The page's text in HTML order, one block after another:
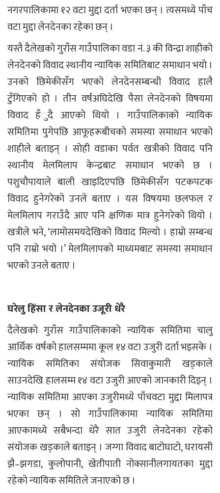
नगरपालिकामा १२ वटा मुद्दा दर्ता भएका छन् । त्यसमध्ये पाँच
वटा मुद्दा लेनदेनका रहेका छन् ।
यस्तै दैलेखको गुराँस गाउँपालिका वडा नं. ३ की विन्द्रा शाहीको
लेनदेनको विवाद स्थानीय न्यायिक समितिबाट समाधान भयो ।
उनको छिमेकीसँग भएको लेनदेनसम्बन्धी विवाद हालै
टुँगिएको हो । तीन वर्षअघिदेखि पैसा लेनदेनको विषयमा
विवाद हँुदै आएको थियो । गाउँपालिकाको न्यायिक
समितिमा पुगेपछि आफूहरूबीचको समस्या समाधान भएको
शाहीले बताइन् । सोही वडाका पर्वत खत्रीको विवाद पनि
स्थानीय मेलमिलाप केन्द्रबाट समाधान भएको छ ।
पशुचौपायाले बाली खाइदिएपछि छिमेकीसँग पटकपटक
विवाद हुनेगरेको उनले बताए । यस विषयमा छलफल र
मेलमिलाप गराउँदै आए पनि क्षणिक मात्र हुनेगरेको थियो ।
खत्रीले भने, ‘लामोसमयदेखिको विवाद मिल्यो । हाम्रो सम्बन्ध
पनि राम्रो भयो ।’ मेलमिलापको माध्यमबाट समस्या समाधान
भएको उनले बताए ।
घरेलु हिंसा र लेनदेनका उजूरी धेरै
दैलेखको गुराँस गाउँपालिकाको न्यायिक समितिमा चालु
आर्थिक वर्षको हालसम्ममा कूल १४ वटा उजुरी दर्ता भइसके ।
न्यायिक समितिका संयोजक सिवाकुमारी खड्काले
साउनदेखि हालसम्म १४ वटा उजुरी आएको जानकारी दिइन् ।
न्यायिक समितिमा आएका उजुरीमध्ये पाँचवटा मुद्दा मिलापत्र
भएका छन् । सो गाउँपालिकामा न्यायिक समितिमा
आएकामध्ये सबैभन्दा धेरै सात उजुरी लेनदेनका रहेको
संयोजक खड्काले बताइन् । जग्गा विवाद बाटोघाटो, घरायसी
झै–झगडा, कुलोपानी, खेतीपाती नोक्सानीलगायतका मुद्दा
रहेको न्यायिक समितिले जनाएको छ ।